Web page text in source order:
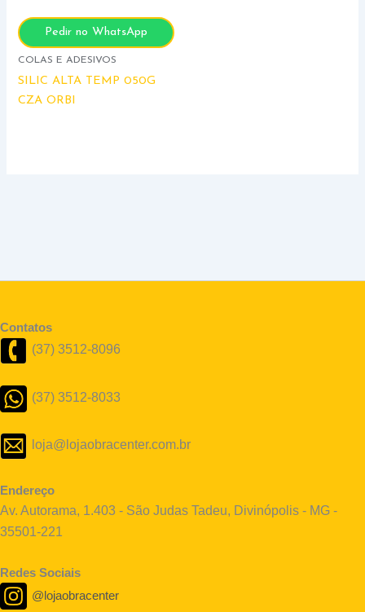
Pedir no WhatsApp
COLAS E ADESIVOS
SILIC ALTA TEMP 050G
CZA ORBI
Contatos
(37) 3512-8096
(37) 3512-8033
loja@lojaobracenter.com.br
Endereço
Av. Autorama, 1.403 - São Judas Tadeu, Divinópolis - MG -
35501-221
Redes Sociais
@lojaobracenter